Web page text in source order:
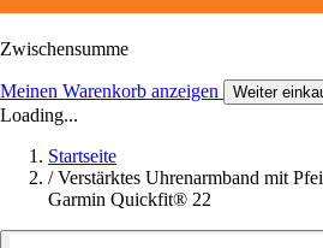
Zwischensumme
Meinen Warenkorb anzeigen Weiter
Loading...
Startseite
/ Verstärktes Uhrenarmband mit
Garmin Quickfit® 22